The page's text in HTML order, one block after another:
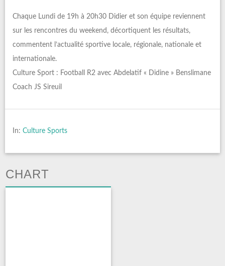
Chaque Lundi de 19h à 20h30 Didier et son équipe reviennent
sur les rencontres du weekend, décortiquent les résultats,
commentent l’actualité sportive locale, régionale, nationale et
internationale.
Culture Sport : Football R2 avec Abdelatif « Didine » Benslimane
Coach JS Sireuil
In: Culture Sports
CHART